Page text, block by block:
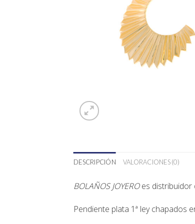
DESCRIPCIÓN VALORACIONES (0)
BOLAÑOS JOYEROes distribuidor
Pendiente plata 1ª ley chapados